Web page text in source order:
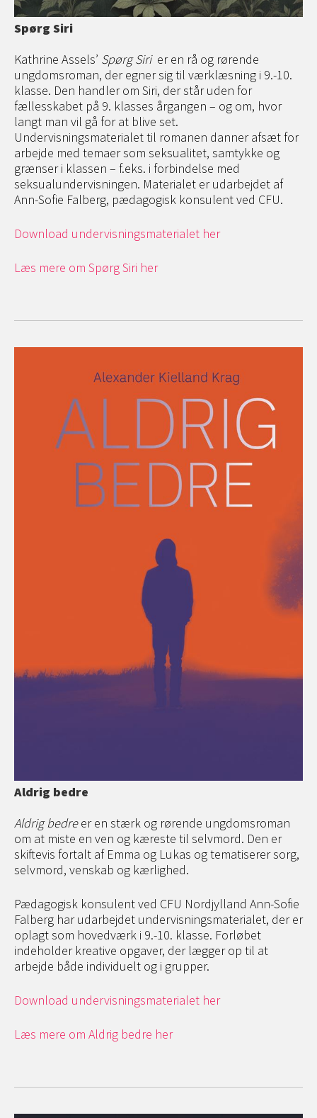
Spørg Siri
Kathrine Assels’ Spørg Siri er en rå og rørende
ungdomsroman, der egner sig til værklæsning i 9.-10.
klasse. Den handler om Siri, der står uden for
fællesskabet på 9. klasses årgangen – og om, hvor
langt man vil gå for at blive set.
Undervisningsmaterialet til romanen danner afsæt for
arbejde med temaer som seksualitet, samtykke og
grænser i klassen – f.eks. i forbindelse med
seksualundervisningen. Materialet er udarbejdet af
Ann-Sofie Falberg, pædagogisk konsulent ved CFU.
Download undervisningsmaterialet her
Læs mere om Spørg Siri her
Aldrig bedre
Aldrig bedreer en stærk og rørende ungdomsroman
om at miste en ven og kæreste til selvmord. Den er
skiftevis fortalt af Emma og Lukas og tematiserer sorg,
selvmord, venskab og kærlighed.
Pædagogisk konsulent ved CFU Nordjylland Ann-Sofie
Falberg har udarbejdet undervisningsmaterialet, der er
oplagt som hovedværk i 9.-10. klasse. Forløbet
indeholder kreative opgaver, der lægger op til at
arbejde både individuelt og i grupper.
Download undervisningsmaterialet her
Læs mere om Aldrig bedre her